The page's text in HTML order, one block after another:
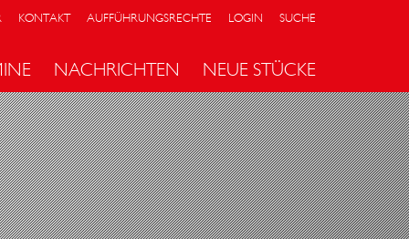
KONTAKT AUFFÜHRUNGSRECHTE LOGIN SUCHE
NACHRICHTEN NEUE STÜCKE